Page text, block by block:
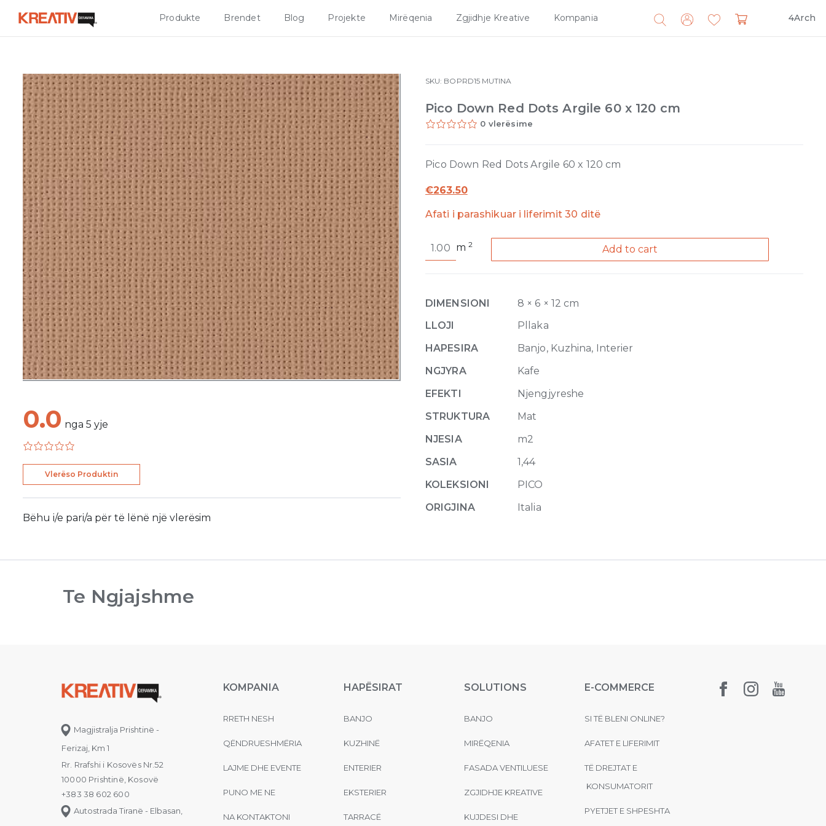
Produkte Brendet Blog Projekte Mirëqenia Zgjidhje Kreative Kompania 4Arch
Search
for:
0.0 nga 5 yje
Vlerëso Produktin
Bëhu i/e pari/a për të lënë një vlerësim
SKU: BOPRD15 MUTINA
Pico Down Red Dots Argile 60 x 120 cm
0 vlerësime
Pico Down Red Dots Argile 60 x 120 cm
€263.50
Afati i parashikuar i liferimit 30 ditë
Down
60
x
cm
quantity
m2 Add to cart
DIMENSIONI
8 × 6 × 12 cm
LLOJI
Pllaka
HAPESIRA
Banjo, Kuzhina, Interier
NGJYRA
Kafe
EFEKTI
Njengjyreshe
STRUKTURA
Mat
NJESIA
m2
SASIA
1,44
KOLEKSIONI
PICO
ORIGJINA
Italia
Te Ngjajshme
Magjistralja Prishtinë -
Ferizaj, Km 1
Rr. Rrafshi i Kosovës Nr.52
10000 Prishtinë, Kosovë
+383 38 602 600
Autostrada Tiranë - Elbasan,
KOMPANIA
RRETH NESH
QËNDRUESHMËRIA
LAJME DHE EVENTE
PUNO ME NE
NA KONTAKTONI
HAPËSIRAT
BANJO
KUZHINË
ENTERIER
EKSTERIER
TARRACË
SOLUTIONS
BANJO
MIRËQENIA
FASADA VENTILUESE
ZGJIDHJE KREATIVE
KUJDESI DHE
E-COMMERCE
SI TË BLENI ONLINE?
AFATET E LIFERIMIT
TË DREJTAT E
KONSUMATORIT
PYETJET E SHPESHTA